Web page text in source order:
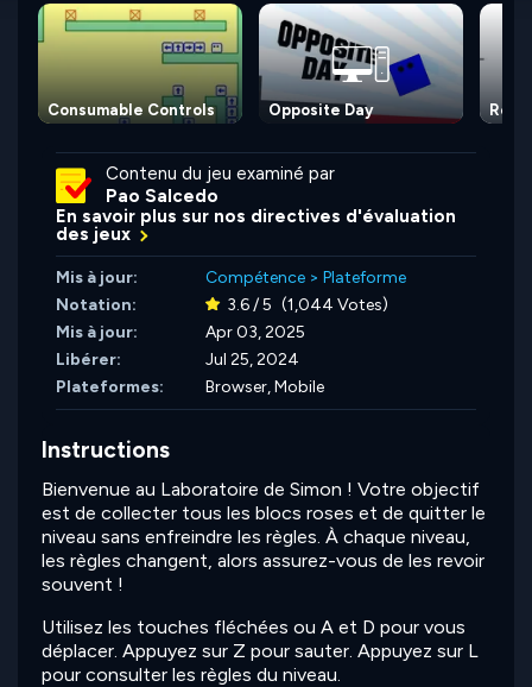
Opposite Day
Consumable Controls
Contenu du jeu examiné par
Pao Salcedo
En savoir plus sur nos directives d'évaluation
des jeux
Mis à jour: Compétence > Plateforme
Notation:
3.6 / 5 (1,044 Votes)
Mis à jour:
Apr 03, 2025
Libérer:
Jul 25, 2024
Plateformes:
Browser, Mobile
Instructions
Bienvenue au Laboratoire de Simon ! Votre objectif
est de collecter tous les blocs roses et de quitter le
niveau sans enfreindre les règles. À chaque niveau,
les règles changent, alors assurez-vous de les revoir
souvent !
Utilisez les touches fléchées ou A et D pour vous
déplacer. Appuyez sur Z pour sauter. Appuyez sur L
pour consulter les règles du niveau.